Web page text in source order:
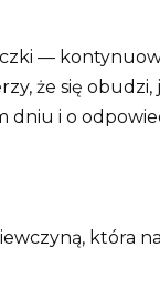
—
że się obudzi,
dniu i o
która